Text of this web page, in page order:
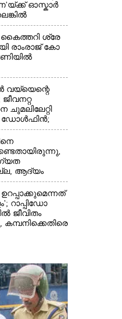
ഓസ്കാ‌ർ
ഫഡ്നാവിസ്
​ശ്രേ​
​രാം​രാ​ജ് ​കോ​
വയ്യെന്റെ
ഡോൾഫിൻ;
വൈകാരിക
ആദ്യം
മുൻ
റാപ്പിഡോ
ജീവിതം